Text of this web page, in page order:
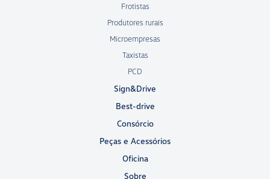
Frotistas
Produtores rurais
Microempresas
Taxistas
PCD
Sign&Drive
Best-drive
Consórcio
Peças e Acessórios
Oficina
Sobre